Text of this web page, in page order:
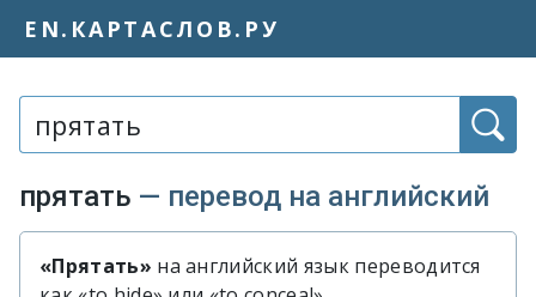
EN.КАРТАСЛОВ.РУ
прятать — перевод на английский
Быстрый перевод слова «прятать»
«Прятать» на английский язык переводится